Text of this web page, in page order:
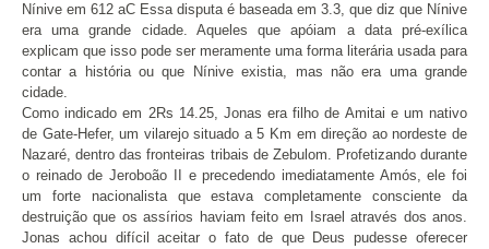
Nínive em 612 aC Essa disputa é baseada em 3.3, que diz que Nínive
era uma grande cidade. Aqueles que apóiam a data pré-exílica
explicam que isso pode ser meramente uma forma literária usada para
contar a história ou que Nínive existia, mas não era uma grande
cidade.
Como indicado em 2Rs 14.25, Jonas era filho de Amitai e um nativo
de Gate-Hefer, um vilarejo situado a 5 Km em direção ao nordeste de
Nazaré, dentro das fronteiras tribais de Zebulom. Profetizando durante
o reinado de Jeroboão II e precedendo imediatamente Amós, ele foi
um forte nacionalista que estava completamente consciente da
destruição que os assírios haviam feito em Israel através dos anos.
Jonas achou difícil aceitar o fato de que Deus pudesse oferecer